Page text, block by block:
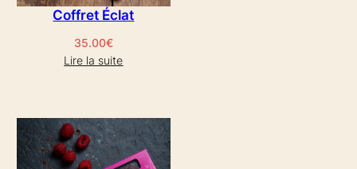
Coffret Éclat
35.00€
Lire la suite